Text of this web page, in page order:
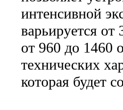
интенсивной
варьируется от
от 960 до 1460
технических
которая будет